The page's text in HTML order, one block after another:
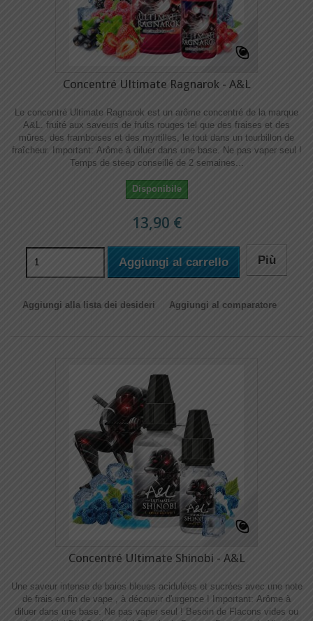
Concentré Ultimate Ragnarok - A&L
Le concentré Ultimate Ragnarok est un arôme concentré de la marque
A&L. fruité aux saveurs de fruits rouges tel que des fraises et des
mûres, des framboises et des myrtilles, le tout dans un tourbillon de
fraîcheur. Important: Arôme à diluer dans une base. Ne pas vaper seul !
Temps de steep conseillé de 2 semaines...
Disponibile
13,90 €
Aggiungi al carrello Più
Aggiungi alla lista dei desideri Aggiungi al comparatore
Concentré Ultimate Shinobi - A&L
Une saveur intense de baies bleues acidulées et sucrées avec une note
de frais en fin de vape , à découvir d'urgence ! Important: Arôme à
diluer dans une base. Ne pas vaper seul ! Besoin de Flacons vides ou